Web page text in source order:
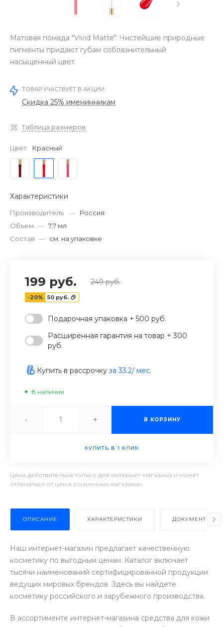
Матовая помада "Vivid Matte". Чистейшие природные
пигменты придают губам соблазнительный
насыщенный цвет.
ТОВАР УЧАСТВУЕТ В АКЦИИ
Скидка 25% именинникам
Таблица размеров
Цвет Красный
Характеристики
Производитель — Россия
Объем — 7,7 мл
Состав — см. на упаковке
199 руб. 249 руб.
-20% 50 руб.
Подарочная упаковка + 500 руб.
Расширенная гарантия на товар + 300
руб.
Купить в рассрочку за33.2/ мес.
В наличии
- + В КОРЗИНУ
КУПИТЬ В 1 КЛИК
Цена действительна только для интернет-магазина и может
отличаться от цен в розничных магазинах
ОПИСАНИЕ ХАРАКТЕРИСТИКИ ДОКУМЕНТЫ
Наш интернет-магазин предлагает качественную
косметику по выгодным ценам. Каталог включает
тысячи наименований сертифицированной продукции
ведущих мировых брендов. Здесь вы найдете
косметику российского и зарубежного производства.
В ассортименте интернет-магазина средства для кожи